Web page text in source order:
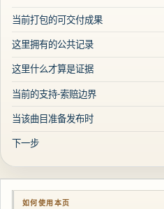
当前打包的可交付成果
这里拥有的公共记录
这里什么才算是证据
当前的支持-索赔边界
当该曲目准备发布时
下一步
如何使用本页